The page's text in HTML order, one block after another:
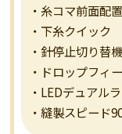
・糸コマ前面配置
・下糸クイック
・針停止切り替
・ドロップフィ
・LEDデュアル
・縫製スピード